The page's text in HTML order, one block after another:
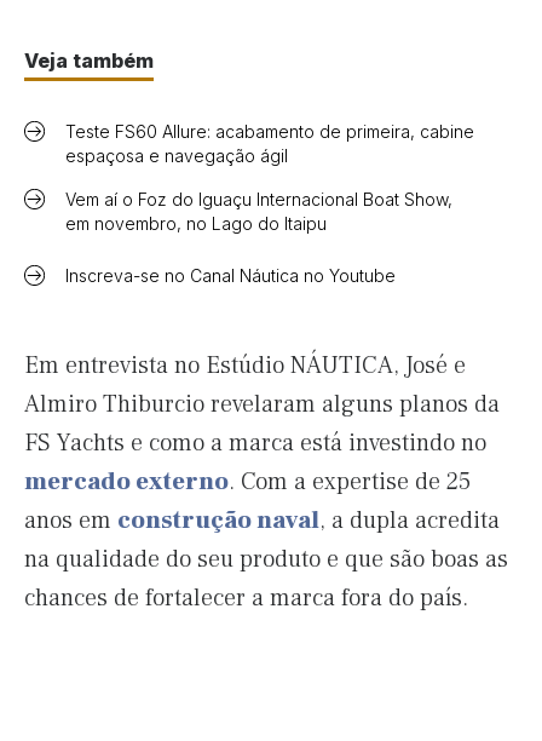
Veja também
Teste FS60 Allure: acabamento de primeira, cabine
espaçosa e navegação ágil
Vem aí o Foz do Iguaçu Internacional Boat Show,
em novembro, no Lago do Itaipu
Inscreva-se no Canal Náutica no Youtube
Em entrevista no Estúdio NÁUTICA, José e
Almiro Thiburcio revelaram alguns planos da
FS Yachts e como a marca está investindo no
mercado externo. Com a expertise de 25
anos em construção naval, a dupla acredita
na qualidade do seu produto e que são boas as
chances de fortalecer a marca fora do país.